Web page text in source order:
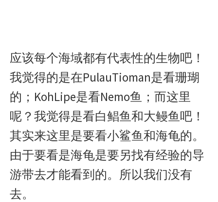
应该每个海域都有代表性的生物吧！
我觉得的是在PulauTioman是看珊瑚
的；KohLipe是看Nemo鱼；而这里
呢？我觉得是看白鲳鱼和大鳗鱼吧！
其实来这里是要看小鲨鱼和海龟的。
由于要看是海龟是要另找有经验的导
游带去才能看到的。所以我们没有
去。